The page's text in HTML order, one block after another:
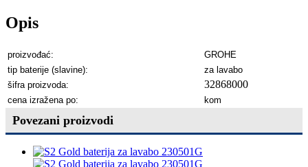
Opis
proizvođać:
GROHE
tip baterije (slavine):
za lavabo
šifra proizvoda:
32868000
cena izražena po: kom
Povezani proizvodi